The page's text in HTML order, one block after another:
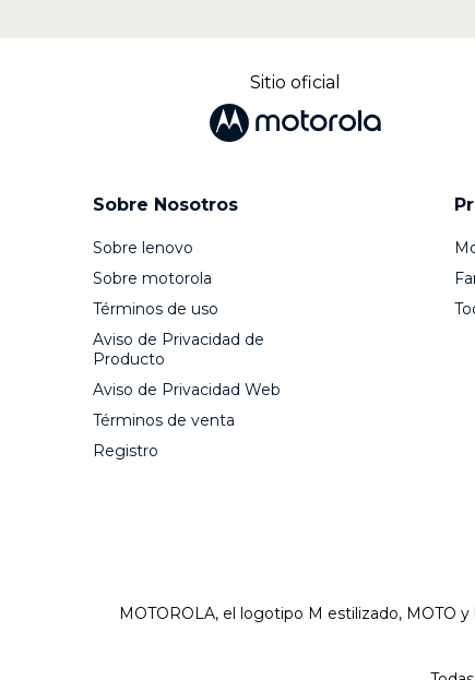
Sitio oficial
Sobre Nosotros
Sobre lenovo
Sobre motorola
Términos de uso
Aviso de Privacidad de
Producto
Aviso de Privacidad Web
Términos de venta
Registro
MOTOROLA, el logotipo M estilizado, MOTO